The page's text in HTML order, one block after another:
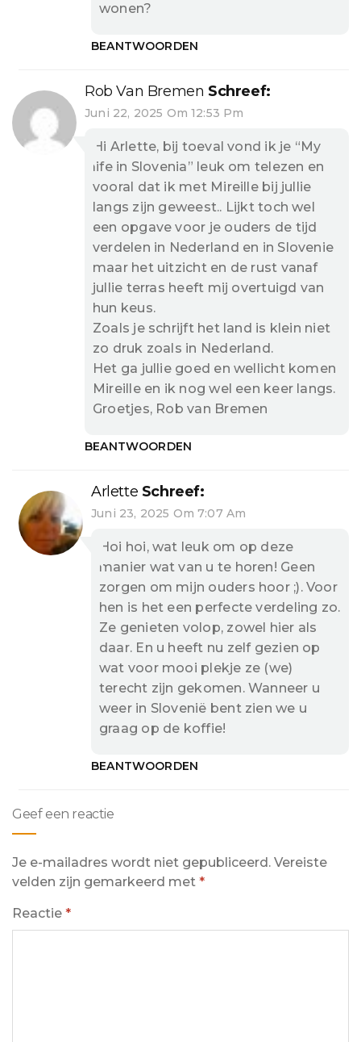
wonen?
BEANTWOORDEN
Rob Van Bremen Schreef:
Juni 22, 2025 Om 12:53 Pm
Hi Arlette, bij toeval vond ik je “My
life in Slovenia” leuk om telezen en
vooral dat ik met Mireille bij jullie
langs zijn geweest.. Lijkt toch wel
een opgave voor je ouders de tijd
verdelen in Nederland en in Slovenie
maar het uitzicht en de rust vanaf
jullie terras heeft mij overtuigd van
hun keus.
Zoals je schrijft het land is klein niet
zo druk zoals in Nederland.
Het ga jullie goed en wellicht komen
Mireille en ik nog wel een keer langs.
Groetjes, Rob van Bremen
BEANTWOORDEN
Arlette Schreef:
Juni 23, 2025 Om 7:07 Am
Hoi hoi, wat leuk om op deze
manier wat van u te horen! Geen
zorgen om mijn ouders hoor ;). Voor
hen is het een perfecte verdeling zo.
Ze genieten volop, zowel hier als
daar. En u heeft nu zelf gezien op
wat voor mooi plekje ze (we)
terecht zijn gekomen. Wanneer u
weer in Slovenië bent zien we u
graag op de koffie!
BEANTWOORDEN
Geef een reactie
Je e-mailadres wordt niet gepubliceerd. Vereiste
velden zijn gemarkeerd met *
Reactie *